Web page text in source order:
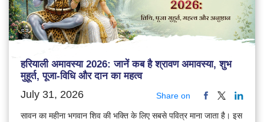
हरियाली अमावस्या 2026: जानें कब है श्रावण अमावस्या, शुभ
मुहूर्त, पूजा-विधि और दान का महत्व
July 31, 2026 Share on
सावन का महीना भगवान शिव की भक्ति के लिए सबसे पवित्र माना जाता है। इस